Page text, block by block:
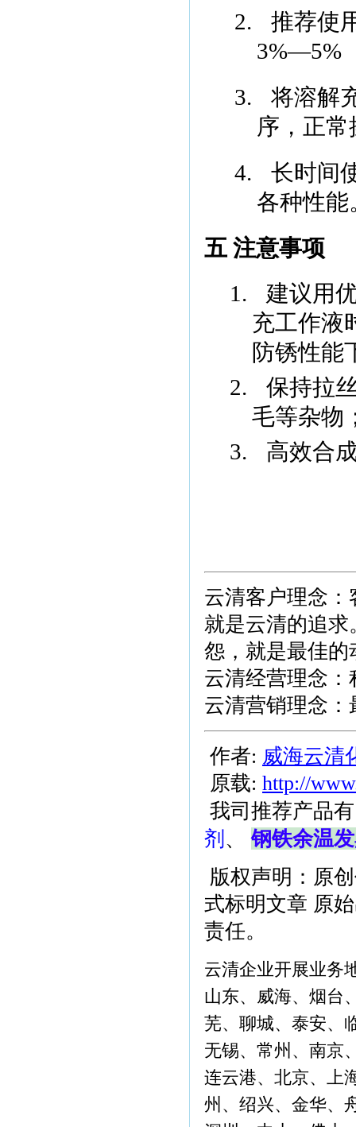
2.
推荐使
3%—5%
3.
将溶解
序，正
4.
长时间
各种性能
五 注意事项
1.
建议用
充工作液
防锈性能
2.
保持拉
毛等杂物
3.
高效合
云清客户理念
就是云清的追
怨，就是最佳的
云清经营理念
云清营销理念
作者: 威海云清
原载: http://
我司推荐产品
剂 、钢铁余温
版权声明：原
式标明文章 原
责任。
云清企业开展业务
山东、威海、烟台
芜、聊城、泰安、
无锡、常州、南京
连云港、北京、上
州、绍兴、金华、